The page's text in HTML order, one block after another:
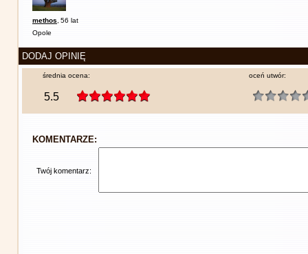
methos 56 lat
Opole
DODAJ OPINIĘ
średnia ocena:
5.5
oceń utwór:
KOMENTARZE:
Twój komentarz: